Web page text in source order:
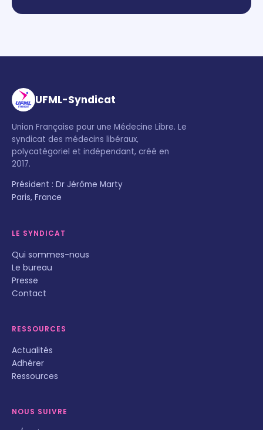
UFML-Syndicat
Union Française pour une Médecine Libre. Le
syndicat des médecins libéraux,
polycatégoriel et indépendant, créé en
2017.
Président : Dr Jérôme Marty
Paris, France
LE SYNDICAT
Qui sommes-nous
Le bureau
Presse
Contact
RESSOURCES
Actualités
Adhérer
Ressources
NOUS SUIVRE